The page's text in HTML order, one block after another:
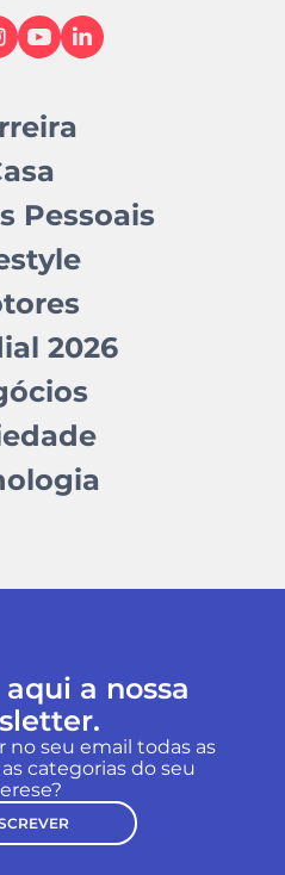
Pessoais
2026
a nossa
no seu email todas as
categorias do seu